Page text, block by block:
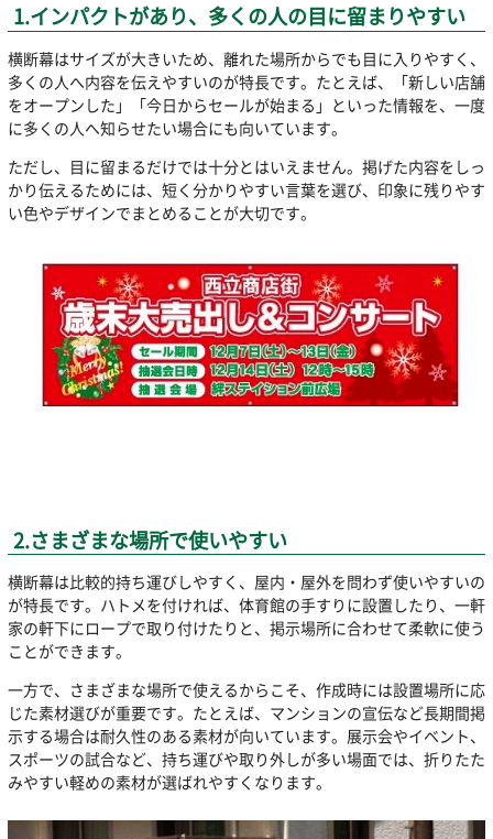
1.インパクトがあり、多くの人の目に留まりやすい
横断幕はサイズが大きいため、離れた場所からでも目に入りやすく、
多くの人へ内容を伝えやすいのが特長です。たとえば、「新しい店舗
をオープンした」「今日からセールが始まる」といった情報を、一度
に多くの人へ知らせたい場合にも向いています。
ただし、目に留まるだけでは十分とはいえません。掲げた内容をしっ
かり伝えるためには、短く分かりやすい言葉を選び、印象に残りやす
い色やデザインでまとめることが大切です。
2.さまざまな場所で使いやすい
横断幕は比較的持ち運びしやすく、屋内・屋外を問わず使いやすいの
が特長です。ハトメを付ければ、体育館の手すりに設置したり、一軒
家の軒下にロープで取り付けたりと、掲示場所に合わせて柔軟に使う
ことができます。
一方で、さまざまな場所で使えるからこそ、作成時には設置場所に応
じた素材選びが重要です。たとえば、マンションの宣伝など長期間掲
示する場合は耐久性のある素材が向いています。展示会やイベント、
スポーツの試合など、持ち運びや取り外しが多い場面では、折りたた
みやすい軽めの素材が選ばれやすくなります。